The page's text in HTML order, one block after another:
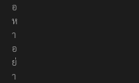
อ
ห
า
อ
ย่
า